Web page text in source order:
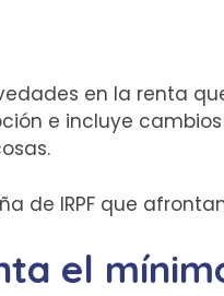
en la renta
e incluye
de IRPF que
el